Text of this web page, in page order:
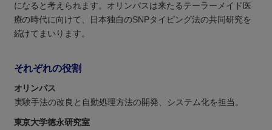
になると考えられます。オリンパスは来たるテーラーメイド医
療の時代に向けて、日本独自のSNPタイピング法の共同研究を
続けてまいります。
それぞれの役割
オリンパス
実験手法の改良と自動処理方法の開発、システム化を担当。
東京大学徳永研究室